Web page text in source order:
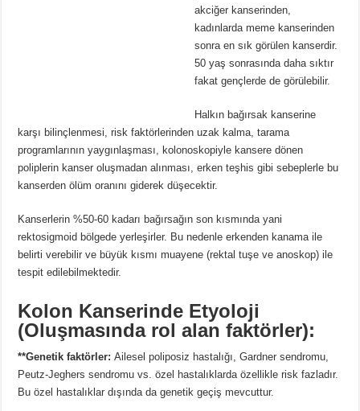
akciğer kanserinden,
kadınlarda meme kanserinden
sonra en sık görülen kanserdir.
50 yaş sonrasında daha sıktır
fakat gençlerde de görülebilir.
Halkın bağırsak kanserine
karşı bilinçlenmesi, risk faktörlerinden uzak kalma, tarama
programlarının yaygınlaşması, kolonoskopiyle kansere dönen
poliplerin kanser oluşmadan alınması, erken teşhis gibi sebeplerle bu
kanserden ölüm oranını giderek düşecektir.
Kanserlerin %50-60 kadarı bağırsağın son kısmında yani
rektosigmoid bölgede yerleşirler. Bu nedenle erkenden kanama ile
belirti verebilir ve büyük kısmı muayene (rektal tuşe ve anoskop) ile
tespit edilebilmektedir.
Kolon Kanserinde Etyoloji
(Oluşmasında rol alan faktörler):
**Genetik faktörler:Ailesel poliposiz hastalığı, Gardner sendromu,
Peutz-Jeghers sendromu vs. özel hastalıklarda özellikle risk fazladır.
Bu özel hastalıklar dışında da genetik geçiş mevcuttur.